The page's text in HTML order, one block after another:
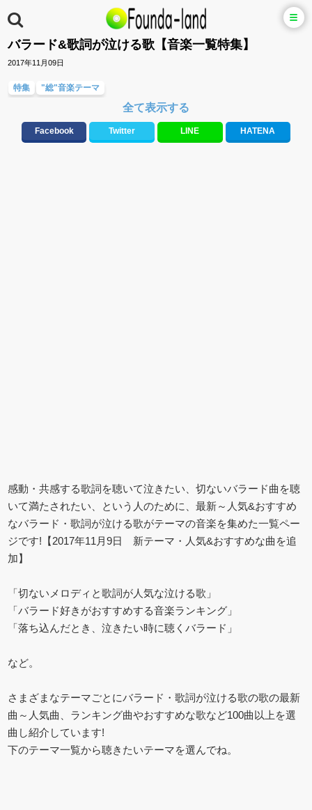
バラード&歌詞が泣ける歌【音楽一覧特集】
2017年11月09日
特集 "総"音楽テーマ
全て表示する
Facebook Twitter LINE HATENA
感動・共感する歌詞を聴いて泣きたい、切ないバラード曲を聴
いて満たされたい、という人のために、最新～人気&おすすめ
なバラード・歌詞が泣ける歌がテーマの音楽を集めた一覧ペー
ジです!【2017年11月9日 新テーマ・人気&おすすめな曲を追
加】
「切ないメロディと歌詞が人気な泣ける歌」
「バラード好きがおすすめする音楽ランキング」
「落ち込んだとき、泣きたい時に聴くバラード」
など。
さまざまなテーマごとにバラード・歌詞が泣ける歌の歌の最新
曲～人気曲、ランキング曲やおすすめな歌など100曲以上を選
曲し紹介しています!
下のテーマ一覧から聴きたいテーマを選んでね。